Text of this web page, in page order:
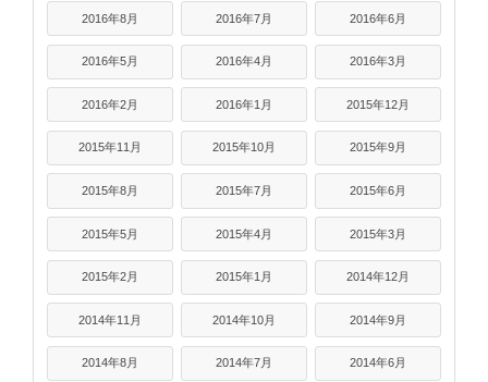
2016年8月 2016年7月 2016年6月
2016年5月 2016年4月 2016年3月
2016年2月 2016年1月 2015年12月
2015年11月 2015年10月 2015年9月
2015年8月 2015年7月 2015年6月
2015年5月 2015年4月 2015年3月
2015年2月 2015年1月 2014年12月
2014年11月 2014年10月 2014年9月
2014年8月 2014年7月 2014年6月